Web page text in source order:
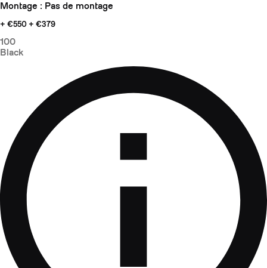
Montage : Pas de montage
+ €550 + €379
100
Black